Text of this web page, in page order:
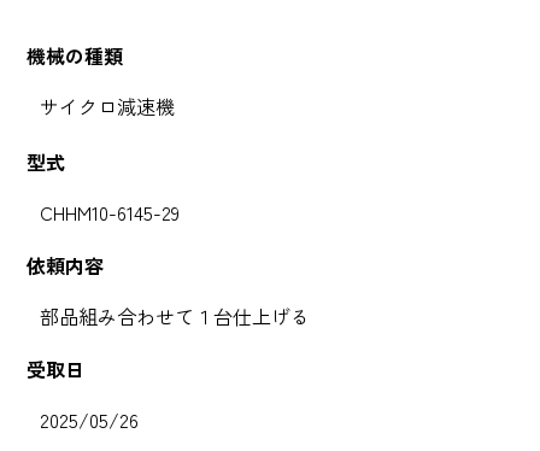
機械の種類
サイクロ減速機
型式
CHHM10-6145-29
依頼内容
部品組み合わせて１台仕上げる
受取日
2025/05/26